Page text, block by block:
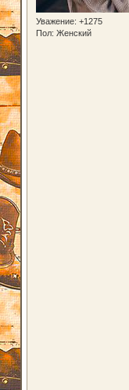
Уважение: +1275
Пол: Женский